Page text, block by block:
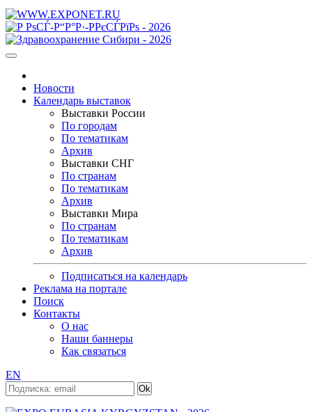
Новости
Календарь выставок
Выставки России
По городам
По тематикам
Архив
Выставки СНГ
По странам
По тематикам
Архив
Выставки Мира
По странам
По тематикам
Архив
Подписаться на календарь
Реклама на портале
Поиск
Контакты
О нас
Наши баннеры
Как связаться
EN